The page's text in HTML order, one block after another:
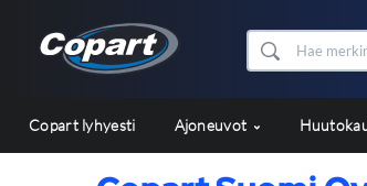
Copart lyhyesti Ajoneuvot